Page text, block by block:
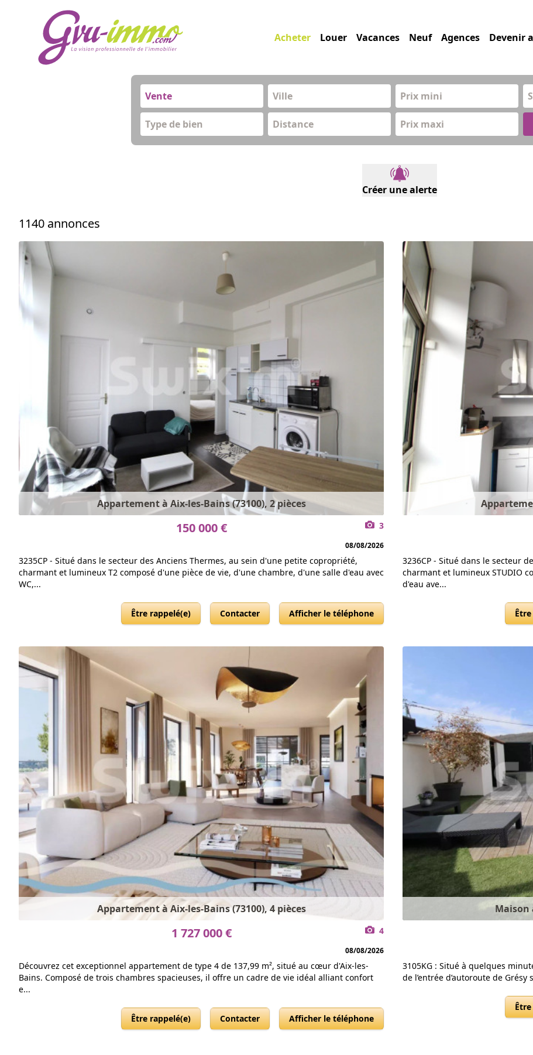
Acheter Louer Vacances Neuf Agences Devenir
Vente
Type de bien Distance
Prix mini
Prix maxi
Créer une alerte
1140 annonces
Appartement à Aix-les-Bains (73100), 2 pièces
150 000 € 3
08/08/2026
3235CP - Situé dans le secteur des Anciens Thermes, au sein d'une petite copropriété,
charmant et lumineux T2 composé d'une pièce de vie, d'une chambre, d'une salle d'eau avec
WC,...
Être rappelé(e) Contacter Afficher le téléphone
3236CP - Situé dans le secteur
charmant et lumineux STUDIO
d'eau ave...
Appartement à Aix-les-Bains (73100), 4 pièces
1 727 000 € 4
08/08/2026
Découvrez cet exceptionnel appartement de type 4 de 137,99 m², situé au cœur d'Aix-les-
Bains. Composé de trois chambres spacieuses, il offre un cadre de vie idéal alliant confort
e...
Être rappelé(e) Contacter Afficher le téléphone
Maison
3105KG : Situé à quelques
de l’entrée d’autoroute de